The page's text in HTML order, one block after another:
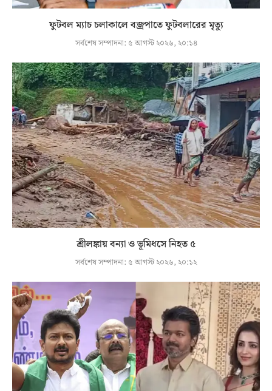
ফুটবল ম্যাচ চলাকালে বজ্রপাতে ফুটবলারের মৃত্যু
সর্বশেষ সম্পাদনা: ৫ আগস্ট ২০২৬, ২০:১৪
শ্রীলঙ্কায় বন্যা ও ভূমিধসে নিহত ৫
সর্বশেষ সম্পাদনা: ৫ আগস্ট ২০২৬, ২০:১২